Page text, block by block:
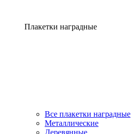
Плакетки наградные
Все плакетки наградные
Металлические
Деревянные